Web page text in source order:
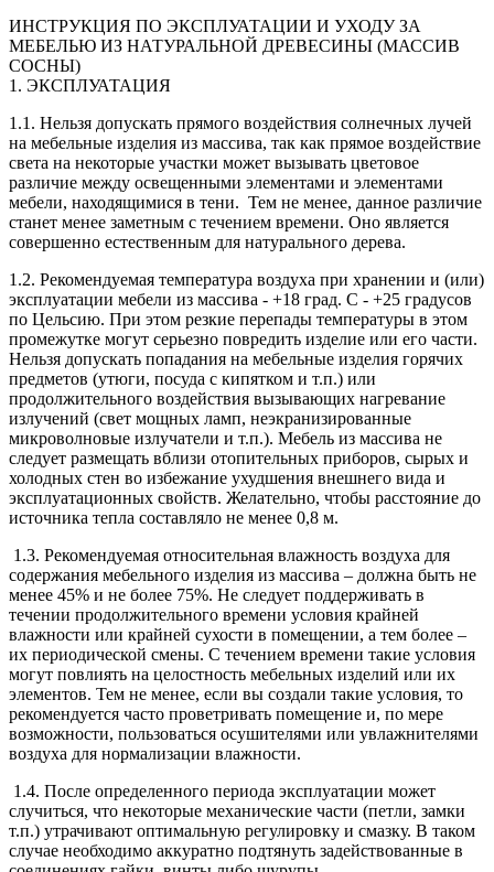
ИНСТРУКЦИЯ ПО ЭКСПЛУАТАЦИИ И УХОДУ ЗА
МЕБЕЛЬЮ ИЗ НАТУРАЛЬНОЙ ДРЕВЕСИНЫ (МАССИВ
СОСНЫ)
1. ЭКСПЛУАТАЦИЯ
1.1. Нельзя допускать прямого воздействия солнечных лучей
на мебельные изделия из массива, так как прямое воздействие
света на некоторые участки может вызывать цветовое
различие между освещенными элементами и элементами
мебели, находящимися в тени. Тем не менее, данное различие
станет менее заметным с течением времени. Оно является
совершенно естественным для натурального дерева.
1.2. Рекомендуемая температура воздуха при хранении и (или)
эксплуатации мебели из массива - +18 град. С - +25 градусов
по Цельсию. При этом резкие перепады температуры в этом
промежутке могут серьезно повредить изделие или его части.
Нельзя допускать попадания на мебельные изделия горячих
предметов (утюги, посуда с кипятком и т.п.) или
продолжительного воздействия вызывающих нагревание
излучений (свет мощных ламп, неэкранизированные
микроволновые излучатели и т.п.). Мебель из массива не
следует размещать вблизи отопительных приборов, сырых и
холодных стен во избежание ухудшения внешнего вида и
эксплуатационных свойств. Желательно, чтобы расстояние до
источника тепла составляло не менее 0,8 м.
1.3. Рекомендуемая относительная влажность воздуха для
содержания мебельного изделия из массива – должна быть не
менее 45% и не более 75%. Не следует поддерживать в
течении продолжительного времени условия крайней
влажности или крайней сухости в помещении, а тем более –
их периодической смены. С течением времени такие условия
могут повлиять на целостность мебельных изделий или их
элементов. Тем не менее, если вы создали такие условия, то
рекомендуется часто проветривать помещение и, по мере
возможности, пользоваться осушителями или увлажнителями
воздуха для нормализации влажности.
1.4. После определенного периода эксплуатации может
случиться, что некоторые механические части (петли, замки
т.п.) утрачивают оптимальную регулировку и смазку. В таком
случае необходимо аккуратно подтянуть задействованные в